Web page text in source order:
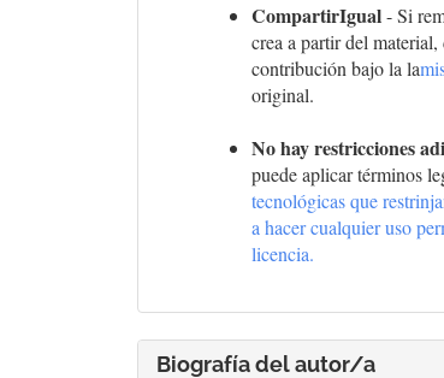
CompartirIgual- Si
crea a partir del
contribución bajo la la
original.
No hay restricciones
puede aplicar términos
tecnológicas que
a hacer cualquier uso
licencia.
Biografía del autor/a